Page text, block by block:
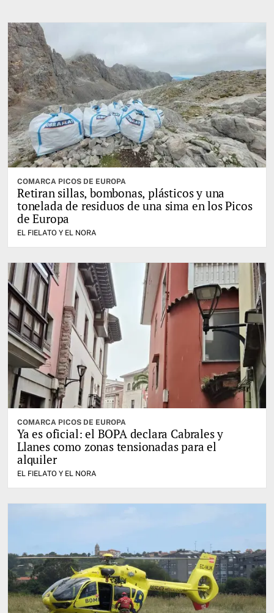
COMARCA PICOS DE EUROPA
Retiran sillas, bombonas, plásticos y una
tonelada de residuos de una sima en los Picos
de Europa
EL FIELATO Y EL NORA
COMARCA PICOS DE EUROPA
Ya es oficial: el BOPA declara Cabrales y
Llanes como zonas tensionadas para el
alquiler
EL FIELATO Y EL NORA